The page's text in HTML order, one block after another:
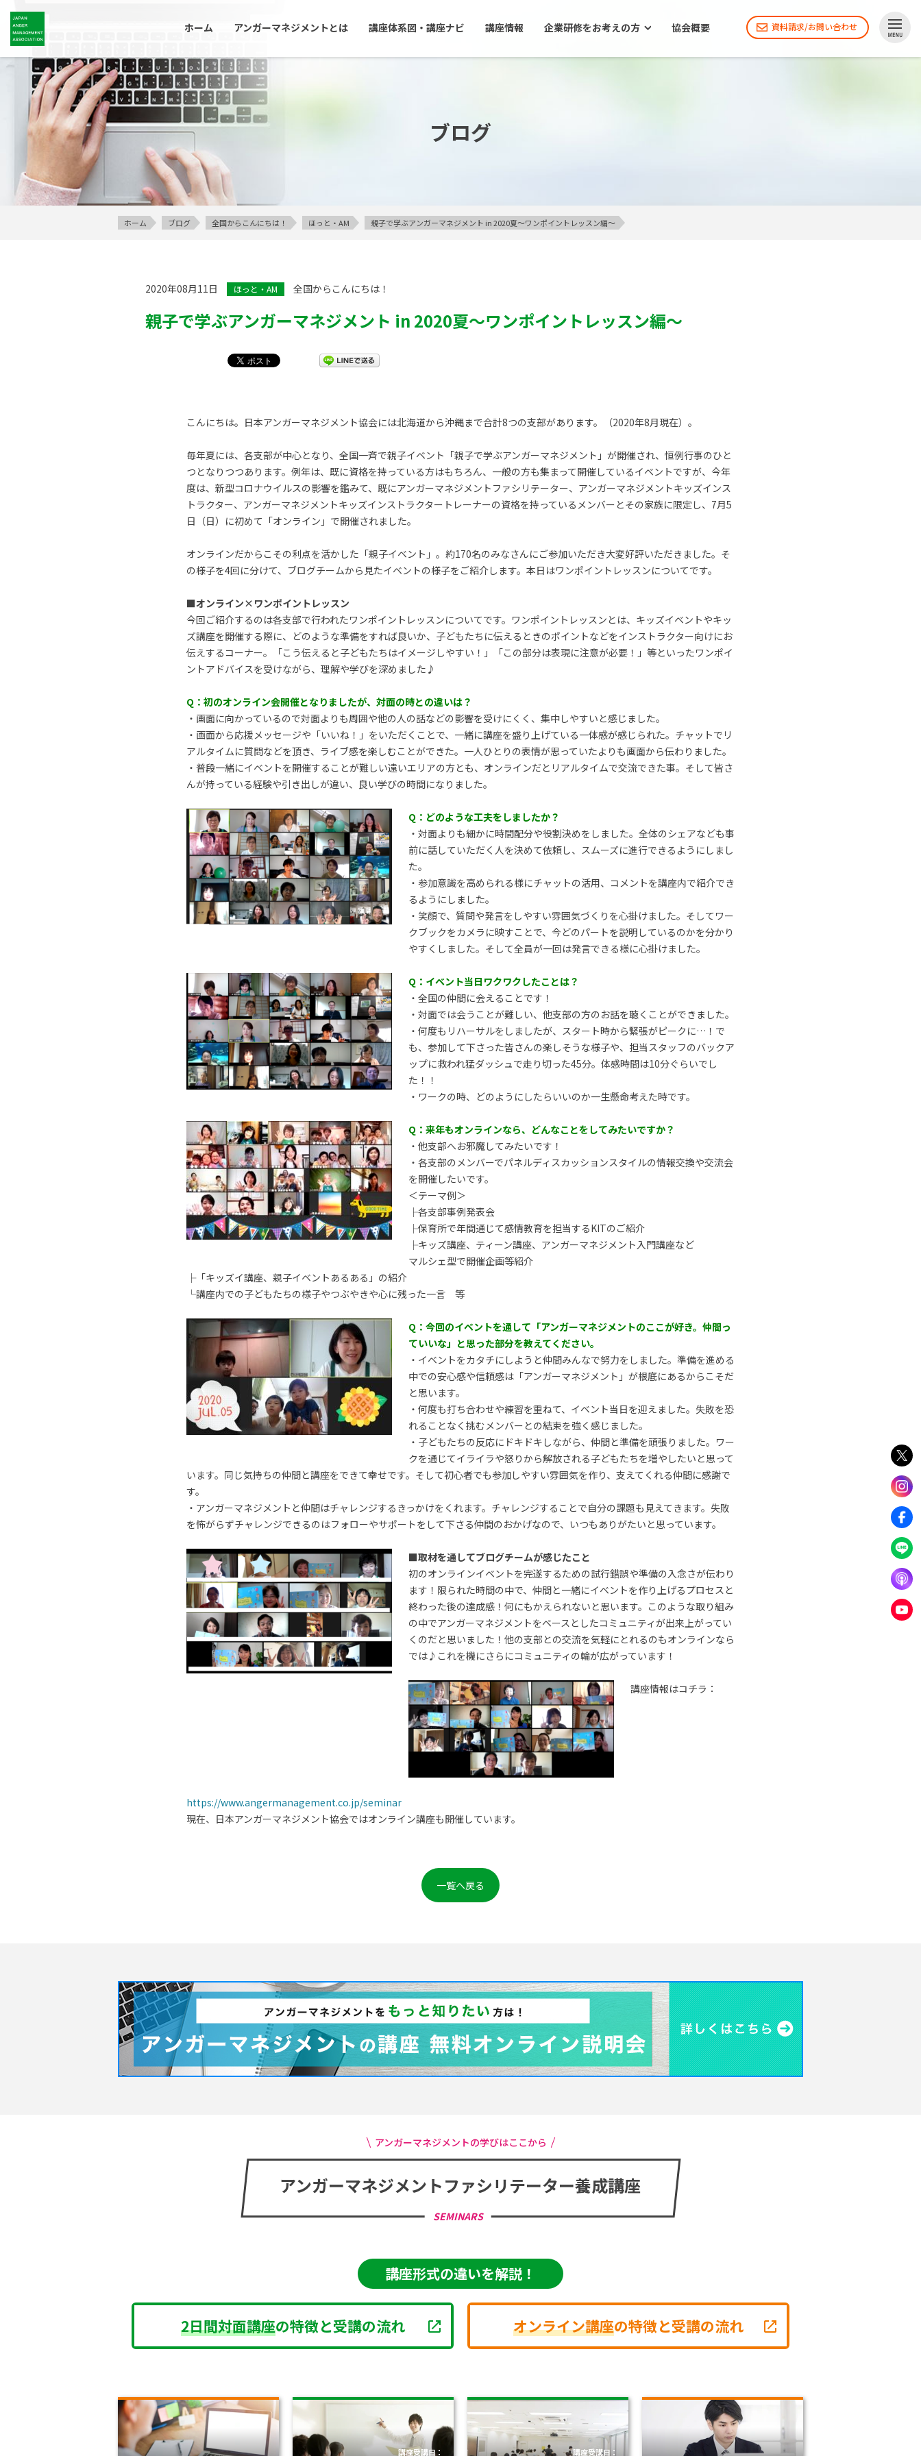
ホーム アンガーマネジメントとは 講座体系図・講座ナビ 講座情報 企業研修をお考えの方 協会概要 資料請求/お問い合わせ
ブログ
ホーム ブログ 全国からこんにちは！ ほっと・AM 親子で学ぶアンガーマネジメント in 2020夏～ワンポイントレッスン編～
2020年08月11日 ほっと・AM 全国からこんにちは！
親子で学ぶアンガーマネジメント in 2020夏～ワンポイントレッスン編～
こんにちは。日本アンガーマネジメント協会には北海道から沖縄まで合計8つの支部があります。（2020年8月現在）。
毎年夏には、各支部が中心となり、全国一斉で親子イベント「親子で学ぶアンガーマネジメント」が開催され、恒例行事のひと
つとなりつつあります。例年は、既に資格を持っている方はもちろん、一般の方も集まって開催しているイベントですが、今年
度は、新型コロナウイルスの影響を鑑みて、既にアンガーマネジメントファシリテーター、アンガーマネジメントキッズインス
トラクター、アンガーマネジメントキッズインストラクタートレーナーの資格を持っているメンバーとその家族に限定し、7月5
日（日）に初めて「オンライン」で開催されました。
オンラインだからこその利点を活かした「親子イベント」。約170名のみなさんにご参加いただき大変好評いただきました。そ
の様子を4回に分けて、ブログチームから見たイベントの様子をご紹介します。本日はワンポイントレッスンについてです。
■オンライン×ワンポイントレッスン
今回ご紹介するのは各支部で行われたワンポイントレッスンについてです。ワンポイントレッスンとは、キッズイベントやキッ
ズ講座を開催する際に、どのような準備をすれば良いか、子どもたちに伝えるときのポイントなどをインストラクター向けにお
伝えするコーナー。「こう伝えると子どもたちはイメージしやすい！」「この部分は表現に注意が必要！」等といったワンポイ
ントアドバイスを受けながら、理解や学びを深めました♪
Q：初のオンライン会開催となりましたが、対面の時との違いは？
・画面に向かっているので対面よりも周囲や他の人の話などの影響を受けにくく、集中しやすいと感じました。
・画面から応援メッセージや「いいね！」をいただくことで、一緒に講座を盛り上げている一体感が感じられた。チャットでリ
アルタイムに質問などを頂き、ライブ感を楽しむことができた。一人ひとりの表情が思っていたよりも画面から伝わりました。
・普段一緒にイベントを開催することが難しい遠いエリアの方とも、オンラインだとリアルタイムで交流できた事。そして皆さ
んが持っている経験や引き出しが違い、良い学びの時間になりました。
Q：どのような工夫をしましたか？
・対面よりも細かに時間配分や役割決めをしました。全体のシェアなども事
前に話していただく人を決めて依頼し、スムーズに進行できるようにしまし
た。
・参加意識を高められる様にチャットの活用、コメントを講座内で紹介でき
るようにしました。
・笑顔で、質問や発言をしやすい雰囲気づくりを心掛けました。そしてワー
クブックをカメラに映すことで、今どのパートを説明しているのかを分かり
やすくしました。そして全員が一回は発言できる様に心掛けました。
Q：イベント当日ワクワクしたことは？
・全国の仲間に会えることです！
・対面では会うことが難しい、他支部の方のお話を聴くことができました。
・何度もリハーサルをしましたが、スタート時から緊張がピークに…！で
も、参加して下さった皆さんの楽しそうな様子や、担当スタッフのバックア
ップに救われ猛ダッシュで走り切った45分。体感時間は10分ぐらいでし
た！！
・ワークの時、どのようにしたらいいのか一生懸命考えた時です。
Q：来年もオンラインなら、どんなことをしてみたいですか？
・他支部へお邪魔してみたいです！
・各支部のメンバーでパネルディスカッションスタイルの情報交換や交流会
を開催したいです。
＜テーマ例＞
├各支部事例発表会
├保育所で年間通じて感情教育を担当するKITのご紹介
├キッズ講座、ティーン講座、アンガーマネジメント入門講座など
マルシェ型で開催企画等紹介
├「キッズイ講座、親子イベントあるある」の紹介
└講座内での子どもたちの様子やつぶやきや心に残った一言 等
Q：今回のイベントを通して「アンガーマネジメントのここが好き。仲間っ
ていいな」と思った部分を教えてください。
・イベントをカタチにしようと仲間みんなで努力をしました。準備を進める
中での安心感や信頼感は「アンガーマネジメント」が根底にあるからこそだ
と思います。
・何度も打ち合わせや練習を重ねて、イベント当日を迎えました。失敗を恐
れることなく挑むメンバーとの結束を強く感じました。
・子どもたちの反応にドキドキしながら、仲間と準備を頑張りました。ワー
クを通じてイライラや怒りから解放される子どもたちを増やしたいと思って
います。同じ気持ちの仲間と講座をできて幸せです。そして初心者でも参加しやすい雰囲気を作り、支えてくれる仲間に感謝で
す。
・アンガーマネジメントと仲間はチャレンジするきっかけをくれます。チャレンジすることで自分の課題も見えてきます。失敗
を怖がらずチャレンジできるのはフォローやサポートをして下さる仲間のおかげなので、いつもありがたいと思っています。
■取材を通してブログチームが感じたこと
初のオンラインイベントを完遂するための試行錯誤や準備の入念さが伝わり
ます！限られた時間の中で、仲間と一緒にイベントを作り上げるプロセスと
終わった後の達成感！何にもかえられないと思います。このような取り組み
の中でアンガーマネジメントをベースとしたコミュニティが出来上がってい
くのだと思いました！他の支部との交流を気軽にとれるのもオンラインなら
では♪これを機にさらにコミュニティの輪が広がっています！
講座情報はコチラ：
https://www.angermanagement.co.jp/seminar
現在、日本アンガーマネジメント協会ではオンライン講座も開催しています。
一覧へ戻る
アンガーマネジメントの学びはここから
アンガーマネジメントファシリテーター養成講座
SEMINARS
講座形式の違いを解説！
2日間対面講座の特徴と受講の流れ オンライン講座の特徴と受講の流れ
講座受講日： 講座受講日：